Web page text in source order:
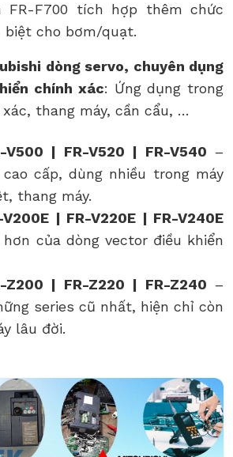
FR-F700 tích hợp thêm chức
biệt cho bơm/quạt.
dòng servo, chuyên dụng
chính xác: Ứng dụng trong
thang máy, cần cẩu, …
V500 | FR-V520 | FR-V540 –
cao cấp, dùng nhiều trong máy
thang máy.
V200E | FR-V220E | FR-V240E
của dòng vector điều khiển
Z200 | FR-Z220 | FR-Z240 –
series cũ nhất, hiện chỉ còn
lâu đời.